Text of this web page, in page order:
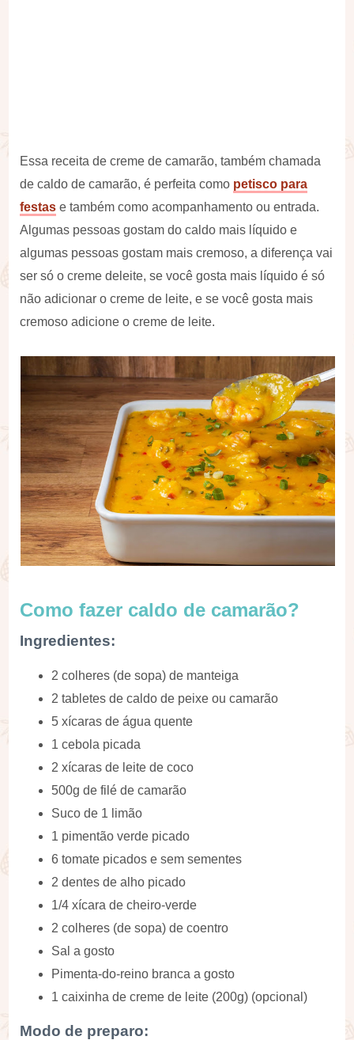
Essa receita de creme de camarão, também chamada
de caldo de camarão, é perfeita como petisco para
festas e também como acompanhamento ou entrada.
Algumas pessoas gostam do caldo mais líquido e
algumas pessoas gostam mais cremoso, a diferença vai
ser só o creme deleite, se você gosta mais líquido é só
não adicionar o creme de leite, e se você gosta mais
cremoso adicione o creme de leite.
Como fazer caldo de camarão?
Ingredientes:
2 colheres (de sopa) de manteiga
2 tabletes de caldo de peixe ou camarão
5 xícaras de água quente
1 cebola picada
2 xícaras de leite de coco
500g de filé de camarão
Suco de 1 limão
1 pimentão verde picado
6 tomate picados e sem sementes
2 dentes de alho picado
1/4 xícara de cheiro-verde
2 colheres (de sopa) de coentro
Sal a gosto
Pimenta-do-reino branca a gosto
1 caixinha de creme de leite (200g) (opcional)
Modo de preparo: